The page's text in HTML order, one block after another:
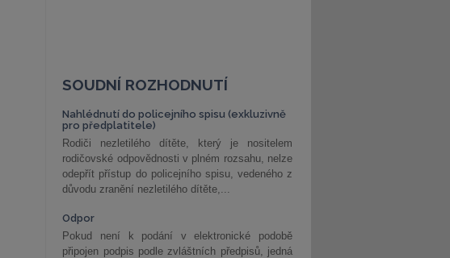
SOUDNÍ ROZHODNUTÍ
Nahlédnutí do policejního spisu (exkluzivně
pro předplatitele)
Rodiči nezletilého dítěte, který je nositelem
rodičovské odpovědnosti v plném rozsahu, nelze
odepřít přístup do policejního spisu, vedeného z
důvodu zranění nezletilého dítěte,...
Odpor
Pokud není k podání v elektronické podobě
připojen podpis podle zvláštních předpisů, jedná